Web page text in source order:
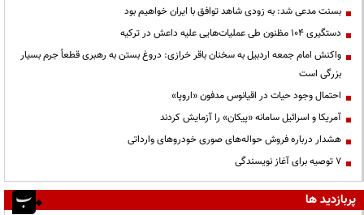
بسنت مدعی شد: به زودی شاهد توافق با ایران خواهیم بود
دستگیری ۱۰۴ مظنون طی عملیات‌هایی علیه داعش در ترکیه
واکنش امام جمعه اردبیل به سخنان باقر خرازی: دروغ بستن به رهبری قطعاً جرم بسیار
بزرگی است
احتمال وجود حیات در اقیانوس مدفون «اروپا»
آمریکا و اسرائیل سامانه «پیکان» را آزمایش کردند
هشدار درباره فروش حواله‌های صوری خودروهای وارداتی
۷ توصیه برای آغاز نویسندگی
پربازدید ها